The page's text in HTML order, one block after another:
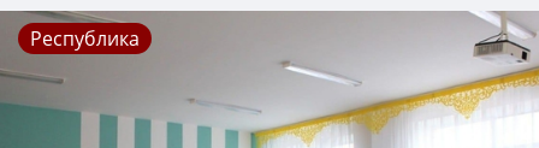
Республика